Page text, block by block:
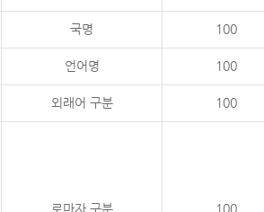
국명 100
언어명 100
외래어 구분 100
로마자 구분 100